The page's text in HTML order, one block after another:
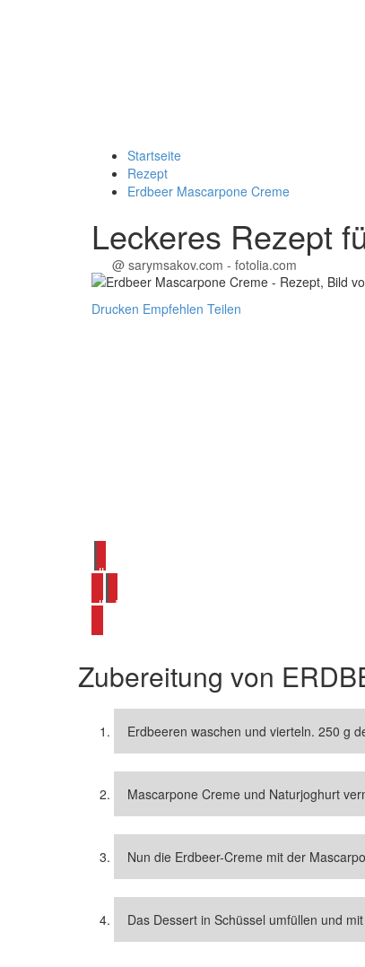
Startseite
Rezept
Erdbeer Mascarpone Creme
Leckeres Rezept
@ sarymsakov.com - fotolia.com
Drucken Empfehlen Teilen
alle Mascarpone Rezepte ansehen
alle Erdbeer Rezepte ansehen
Zubereitung von
Erdbeeren waschen und vierteln. 250 g
Mascarpone Creme und Naturjoghurt
Nun die Erdbeer-Creme mit der
Das Dessert in Schüssel umfüllen und